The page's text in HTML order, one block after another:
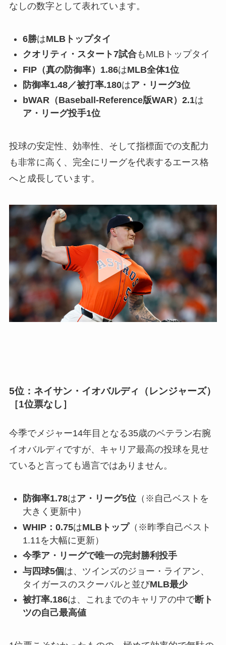
なしの数字として表れています。
6勝はMLBトップタイ
クオリティ・スタート7試合もMLBトップタイ
FIP（真の防御率）1.86はMLB全体1位
防御率1.48／被打率.180はア・リーグ3位
bWAR（Baseball-Reference版WAR）2.1は
ア・リーグ投手1位
投球の安定性、効率性、そして指標面での支配力
も非常に高く、完全にリーグを代表するエース格
へと成長しています。
5位：ネイサン・イオバルディ（レンジャーズ）
［1位票なし］
今季でメジャー14年目となる35歳のベテラン右腕
イオバルディですが、キャリア最高の投球を見せ
ていると言っても過言ではありません。
防御率1.78はア・リーグ5位（※自己ベストを
大きく更新中）
WHIP：0.75はMLBトップ（※昨季自己ベスト
1.11を大幅に更新）
今季ア・リーグで唯一の完封勝利投手
与四球5個 は、ツインズのジョー・ライアン、
タイガースのスクーバルと並びMLB最少
被打率.186は、これまでのキャリアの中で断ト
ツの自己最高値